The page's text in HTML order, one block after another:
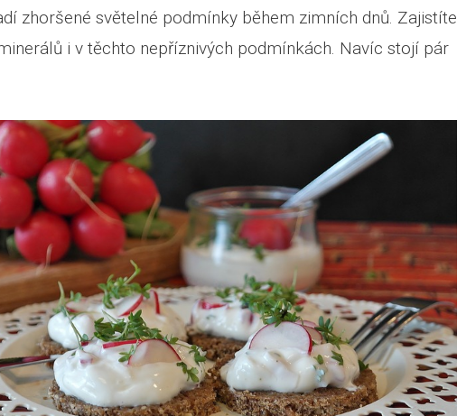
zhoršené světelné podmínky během zimních dnů. Zajistíte
i v těchto nepříznivých podmínkách. Navíc stojí pár